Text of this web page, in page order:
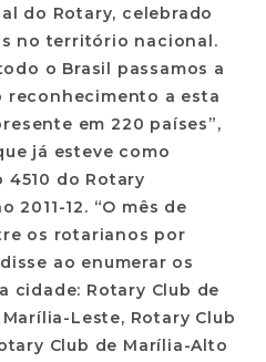
do Rotary, celebrado
no território nacional.
o Brasil passamos a
reconhecimento a esta
em 220 países”,
já esteve como
do Rotary
2011-12. “O mês de
os rotarianos por
ao enumerar os
cidade: Rotary Club de
Leste, Rotary Club
Club de Marília-Alto